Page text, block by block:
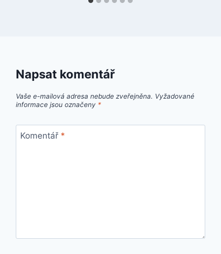
Napsat komentář
Vaše e-mailová adresa nebude zveřejněna. Vyžadované
informace jsou označeny *
Komentář *